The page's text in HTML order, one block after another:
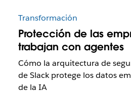
Transformación
Protección de las
trabajan con agentes
Cómo la arquitectura de
de Slack protege los datos
de la IA